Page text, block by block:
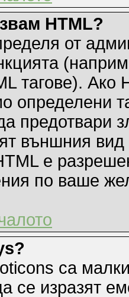
HTML?
от
тагове).
определени
предотвари
външния
е
по ваше
са
се изразят